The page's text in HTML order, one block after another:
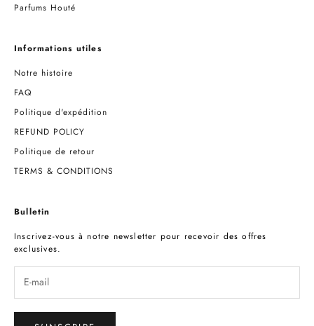
Parfums Houté
Informations utiles
Notre histoire
FAQ
Politique d'expédition
REFUND POLICY
Politique de retour
TERMS & CONDITIONS
Bulletin
Inscrivez-vous à notre newsletter pour recevoir des offres
exclusives.